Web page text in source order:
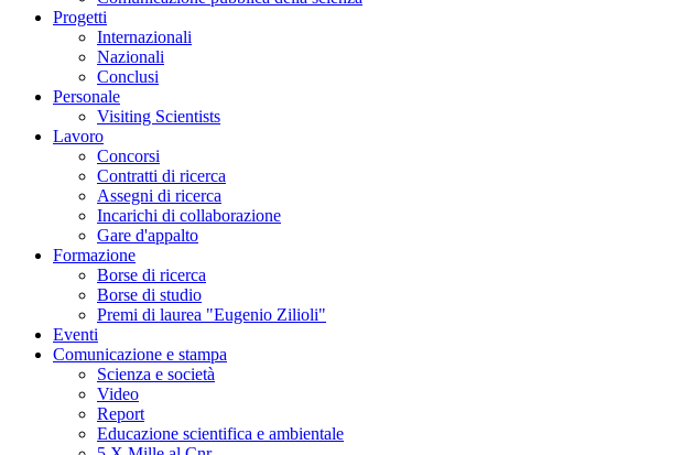
Progetti
Internazionali
Nazionali
Conclusi
Personale
Visiting Scientists
Lavoro
Concorsi
Contratti di ricerca
Assegni di ricerca
Incarichi di collaborazione
Gare d'appalto
Formazione
Borse di ricerca
Borse di studio
Premi di laurea "Eugenio Zilioli"
Eventi
Comunicazione e stampa
Scienza e società
Video
Report
Educazione scientifica e ambientale